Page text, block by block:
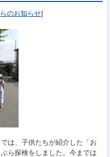
のお知らせ]
は、子供たちが紹介した「お
ら探検をしました。今までは